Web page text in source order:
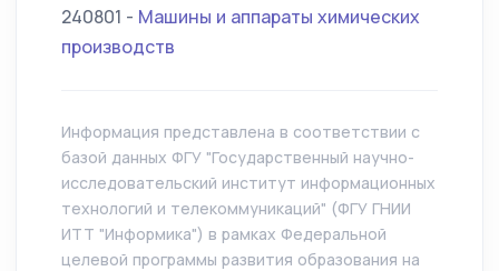
240801 - Машины и аппараты химических
производств
Информация представлена в соответствии с
базой данных ФГУ "Государственный научно-
исследовательский институт информационных
технологий и телекоммуникаций" (ФГУ ГНИИ
ИТТ "Информика") в рамках Федеральной
целевой программы развития образования на